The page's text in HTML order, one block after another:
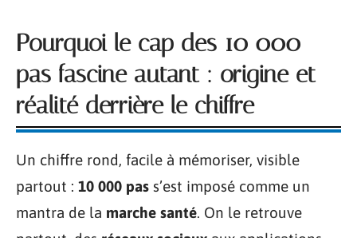
Pourquoi le cap des 10 000
pas fascine autant : origine et
réalité derrière le chiffre
Un chiffre rond, facile à mémoriser, visible
partout : 10 000 pas s’est imposé comme un
mantra de la marche santé. On le retrouve